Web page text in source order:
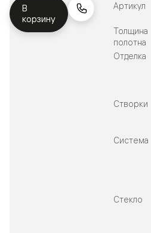
В
корзину
Артикул
Толщина
полотна
Отделка
Створки
Система
Стекло